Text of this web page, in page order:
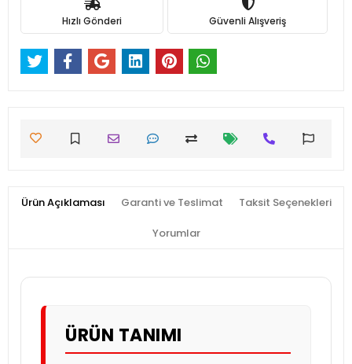
Hızlı Gönderi Güvenli Alışveriş
Ürün Açıklaması Garanti ve Teslimat Taksit Seçenekleri
Yorumlar
ÜRÜN TANIMI